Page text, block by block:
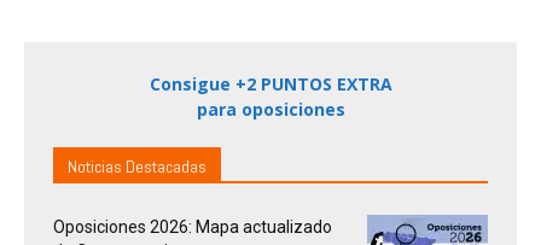
Consigue +2 PUNTOS EXTRA
para oposiciones
Noticias Destacadas
Oposiciones 2026: Mapa actualizado